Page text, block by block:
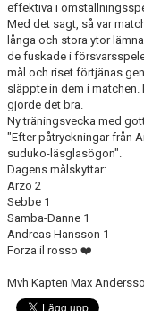
KALENDER
LEDARE
TRUPPEN
GÄSTBOK
BILDGALLERI
DOKUMENT
KONTAKT
MATCHER
effektiva i
Med det sagt, så var
långa och stora ytor
de fuskade i
mål och riset förtjänas
släppte in dem i
gjorde det bra.
Ny träningsvecka med
"Efter påtryckningar från
suduko-läsglasögon".
Dagens målskyttar:
Arzo 2
Sebbe 1
Samba-Danne 1
Andreas Hansson 1
Forza il rosso ❤️
Mvh Kapten Max